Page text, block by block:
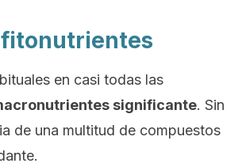
fitonutrientes
en casi todas las
significante. Sin
de una multitud de compuestos